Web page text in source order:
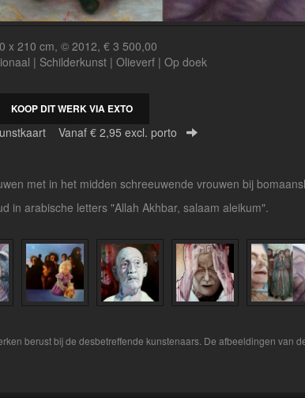
x 210 cm, © 2012, € 3 500,00
| Schilderkunst | Olieverf | Op doek
KOOP DIT WERK VIA EXTO
Vanaf € 2,95 excl. porto
met in het midden schreeuwende vrouwen bij
in arabische letters "Allah Akhbar, salaam aleikum".
berust bij de desbetreffende kunstenaars. De afbeeldingen van